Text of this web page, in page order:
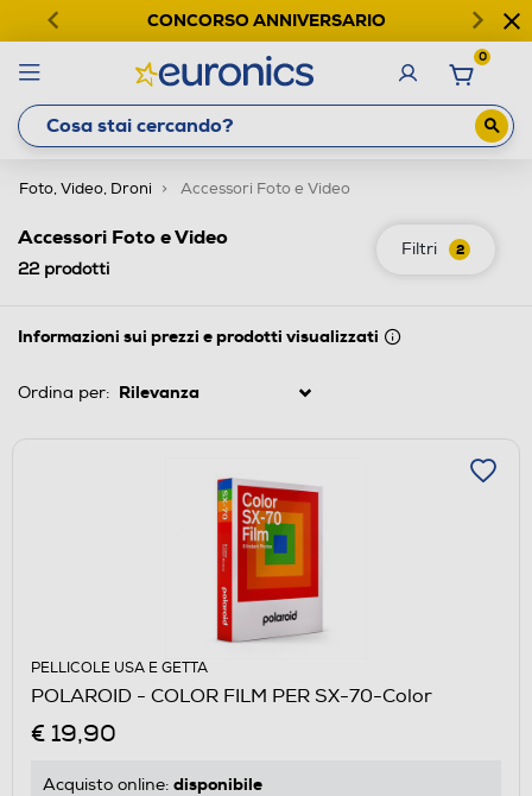
CONCORSO ANNIVERSARIO
0
Foto, Video, Droni Accessori Foto e Video
Filtri 2
Accessori Foto e Video
22prodotti
Informazioni sui prezzi e prodotti visualizzati
Ordina per:
PELLICOLE USA E GETTA
POLAROID - COLOR FILM PER SX-70-Color
€ 19,90
Acquisto online: disponibile